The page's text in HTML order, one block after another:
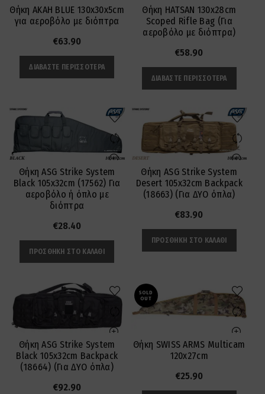
Θήκη AKAH BLUE 130x30x5cm
για αεροβόλο με διόπτρα
€63.90
ΔΙΑΒΆΣΤΕ ΠΕΡΙΣΣΌΤΕΡΑ
Θήκη HATSAN 130x28cm
Scoped Rifle Bag (Για
αεροβόλο με διόπτρα)
€58.90
ΔΙΑΒΆΣΤΕ ΠΕΡΙΣΣΌΤΕΡΑ
Θήκη ASG Strike System
Black 105x32cm (17562) Για
αεροβόλο ή όπλο με
διόπτρα
€28.40
ΠΡΟΣΘΉΚΗ ΣΤΟ ΚΑΛΆΘΙ
Θήκη ASG Strike System
Desert 105x32cm Backpack
(18663) (Για ΔΥΟ όπλα)
€83.90
ΠΡΟΣΘΉΚΗ ΣΤΟ ΚΑΛΆΘΙ
Θήκη ASG Strike System
Black 105x32cm Backpack
(18664) (Για ΔΥΟ όπλα)
€92.90
SOLD
OUT
Θήκη SWISS ARMS Multicam
120x27cm
€25.90